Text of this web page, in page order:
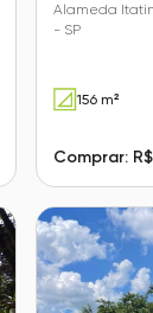
Alameda
- SP
156 m²
Comprar: